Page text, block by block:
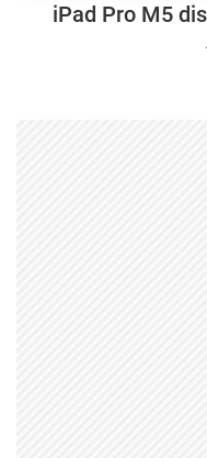
iPad Pro M5